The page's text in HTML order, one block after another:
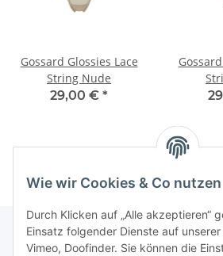
Wie wir Cookies & Co nutzen
Durch Klicken auf „Alle akzeptieren“
Einsatz folgender Dienste auf unserer
Vimeo, Doofinder. Sie können die
Gossard Glossies Lace
String Nude
29,00 € *